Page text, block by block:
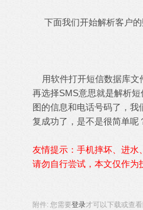
下面我们开始解析客户的
用软件打开短信数据库文
再选择SMS意思就是解析
图的信息和电话号码了，我
复成功了，是不是很简单呢
友情提示：手机摔坏、进水
请勿自行尝试，本文仅作为
附件: 您需要登录才可以下载或查